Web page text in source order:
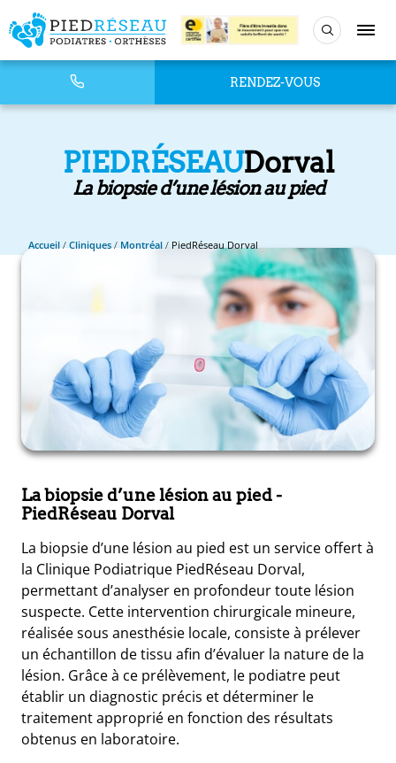
RENDEZ-VOUS
PIEDRÉSEAUDorval
La biopsie d’une lésion au pied
Accueil/Cliniques/Montréal / PiedRéseau Dorval
La biopsie d’une lésion au pied-
PiedRéseau Dorval
La biopsie d’une lésion au pied est un service offert à
la Clinique Podiatrique PiedRéseau Dorval,
permettant d’analyser en profondeur toute lésion
suspecte. Cette intervention chirurgicale mineure,
réalisée sous anesthésie locale, consiste à prélever
un échantillon de tissu afin d’évaluer la nature de la
lésion. Grâce à ce prélèvement, le podiatre peut
établir un diagnostic précis et déterminer le
traitement approprié en fonction des résultats
obtenus en laboratoire.